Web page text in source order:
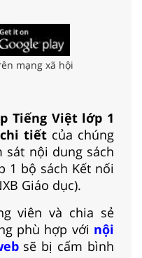
mạng xã hội
Tiếng Việt lớp 1
chi tiếtcủa chúng
nội dung sách
1 bộ sách Kết nối
Giáo dục).
viên và chia sẻ
phù hợp với nội
sẽ bị cấm bình